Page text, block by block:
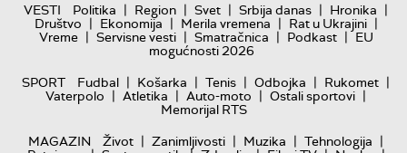
VESTI Politika | Region | Svet | Srbija danas | Hronika |
Društvo | Ekonomija | Merila vremena | Rat u Ukrajini |
Vreme | Servisne vesti | Smatračnica | Podkast | EU
mogućnosti 2026
SPORT
Fudbal | Košarka | Tenis | Odbojka | Rukomet |
Vaterpolo | Atletika | Auto-moto | Ostali sportovi |
Memorijal RTS
MAGAZIN
Život | Zanimljivosti | Muzika | Tehnologija |